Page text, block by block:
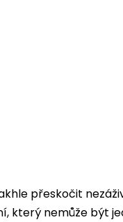
přeskočit
který nemůže být